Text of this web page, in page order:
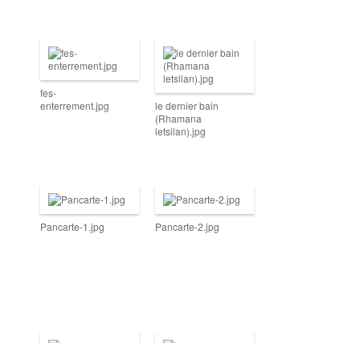
fes-
enterrement.jpg
le dernier bain
(Rhamana
letsilan).jpg
Pancarte-1.jpg Pancarte-2.jpg